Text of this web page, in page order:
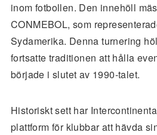
inom fotbollen. Den innehöll
CONMEBOL, som
Sydamerika. Denna turnering
fortsatte traditionen att hålla
började i slutet av 1990-talet.
Historiskt sett har
plattform för klubbar att hävda